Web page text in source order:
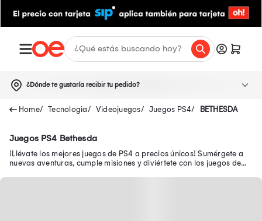
¿Dónde te gustaría recibir tu pedido?
Tecnologia Videojuegos Juegos PS4 BETHESDA
Juegos PS4 Bethesda
¡Llévate los mejores juegos de PS4 a precios únicos! Sumérgete a
nuevas aventuras, cumple misiones y diviértete con los juegos de